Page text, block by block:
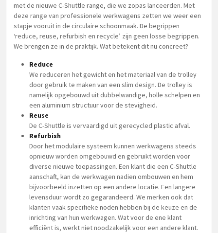
met de nieuwe C-Shuttle range, die we zopas lanceerden. Met
deze range van professionele werkwagens zetten we weer een
stapje vooruit in de circulaire schoonmaak. De begrippen
‘reduce, reuse, refurbish en recycle’ zijn geen losse begrippen.
We brengen ze in de praktijk. Wat betekent dit nu concreet?
Reduce
We reduceren het gewicht en het materiaal van de trolley
door gebruik te maken van een slim design. De trolley is
namelijk opgebouwd uit dubbelwandige, holle schelpen en
een aluminium structuur voor de stevigheid.
Reuse
De C-Shuttle is vervaardigd uit gerecycled plastic afval.
Refurbish
Door het modulaire systeem kunnen werkwagens steeds
opnieuw worden omgebouwd en gebruikt worden voor
diverse nieuwe toepassingen. Een klant die een C-Shuttle
aanschaft, kan de werkwagen nadien ombouwen en hem
bijvoorbeeld inzetten op een andere locatie. Een langere
levensduur wordt zo gegarandeerd. We merken ook dat
klanten vaak specifieke noden hebben bij de keuze en de
inrichting van hun werkwagen. Wat voor de ene klant
efficiënt is, werkt niet noodzakelijk voor een andere klant.